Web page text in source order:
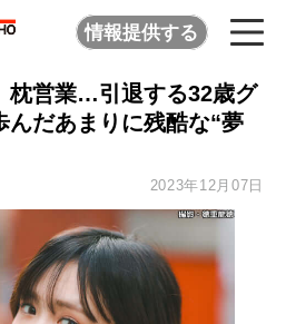
情報提供する
枕営業…引退する32歳グ
んだあまりに残酷な“夢
2023年12月07日